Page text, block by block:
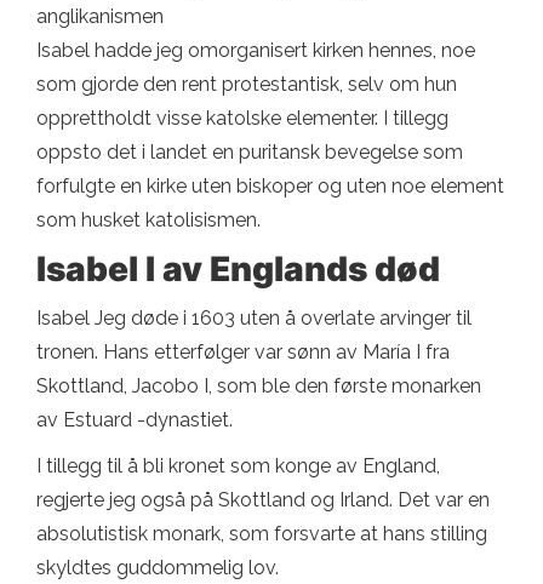
anglikanismen
Isabel hadde jeg omorganisert kirken hennes, noe
som gjorde den rent protestantisk, selv om hun
opprettholdt visse katolske elementer. I tillegg
oppsto det i landet en puritansk bevegelse som
forfulgte en kirke uten biskoper og uten noe element
som husket katolisismen.
Isabel I av Englands død
Isabel Jeg døde i 1603 uten å overlate arvinger til
tronen. Hans etterfølger var sønn av María I fra
Skottland, Jacobo I, som ble den første monarken
av Estuard -dynastiet.
I tillegg til å bli kronet som konge av England,
regjerte jeg også på Skottland og Irland. Det var en
absolutistisk monark, som forsvarte at hans stilling
skyldtes guddommelig lov.